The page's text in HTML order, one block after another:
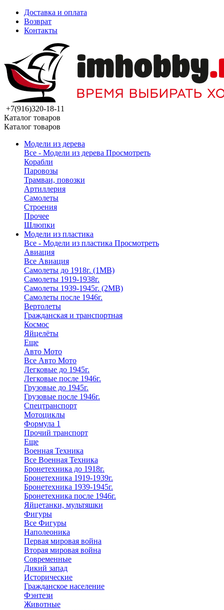
Доставка и оплата
Возврат
Контакты
+7(916)320-18-11
Каталог товаров
Каталог товаров
Модели из дерева
Все - Модели из дерева Просмотреть
Корабли
Паровозы
Трамваи, повозки
Артиллерия
Самолеты
Строения
Прочее
Шлюпки
Модели из пластика
Все - Модели из пластика Просмотреть
Авиация
Все Авиация
Самолеты до 1918г. (1МВ)
Самолеты 1919-1938г.
Самолеты 1939-1945г. (2МВ)
Самолеты после 1946г.
Вертолеты
Гражданская и транспортная
Космос
Яйцелёты
Еще
Авто Мото
Все Авто Мото
Легковые до 1945г.
Легковые после 1946г.
Грузовые до 1945г.
Грузовые после 1946г.
Спецтранспорт
Мотоциклы
Формула 1
Прочий транспорт
Еще
Военная Техника
Все Военная Техника
Бронетехника до 1918г.
Бронетехника 1919-1939г.
Бронетехника 1939-1945г.
Бронетехника после 1946г.
Яйцетанки, мультяшки
Фигуры
Все Фигуры
Наполеоника
Первая мировая война
Вторая мировая война
Современные
Дикий запад
Исторические
Гражданское население
Фэнтези
Животные